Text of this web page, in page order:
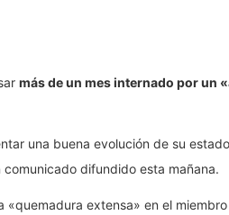
más de un mes internado por un
una buena evolución de su
difundido esta mañana.
«quemadura extensa» en el